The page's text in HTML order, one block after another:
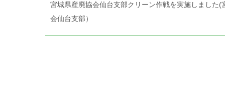
宮城県産廃協会仙台支部クリーン作戦を実施しました(
会仙台支部）